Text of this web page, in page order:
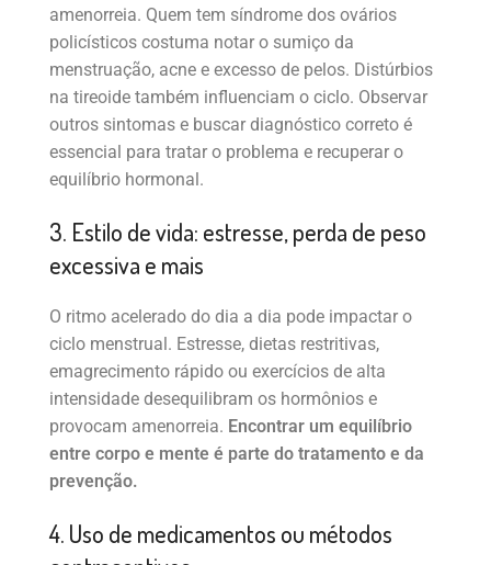
amenorreia. Quem tem síndrome dos ovários
policísticos costuma notar o sumiço da
menstruação, acne e excesso de pelos. Distúrbios
na tireoide também influenciam o ciclo. Observar
outros sintomas e buscar diagnóstico correto é
essencial para tratar o problema e recuperar o
equilíbrio hormonal.
3. Estilo de vida: estresse, perda de peso
excessiva e mais
O ritmo acelerado do dia a dia pode impactar o
ciclo menstrual. Estresse, dietas restritivas,
emagrecimento rápido ou exercícios de alta
intensidade desequilibram os hormônios e
provocam amenorreia. Encontrar um equilíbrio
entre corpo e mente é parte do tratamento e da
prevenção.
4. Uso de medicamentos ou métodos